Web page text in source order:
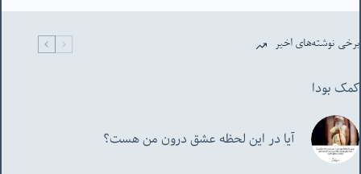
برخی نوشته‌های اخیر
کمک بودا
آیا در این لحظه عشق درون من هست؟